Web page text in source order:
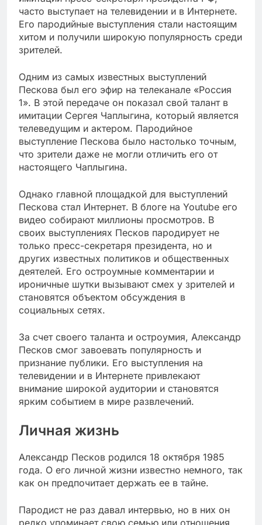
часто выступает на телевидении и в Интернете.
Его пародийные выступления стали настоящим
хитом и получили широкую популярность среди
зрителей.
Одним из самых известных выступлений
Пескова был его эфир на телеканале «Россия
1». В этой передаче он показал свой талант в
имитации Сергея Чаплыгина, который является
телеведущим и актером. Пародийное
выступление Пескова было настолько точным,
что зрители даже не могли отличить его от
настоящего Чаплыгина.
Однако главной площадкой для выступлений
Пескова стал Интернет. В блоге на Youtube его
видео собирают миллионы просмотров. В
своих выступлениях Песков пародирует не
только пресс-секретаря президента, но и
других известных политиков и общественных
деятелей. Его остроумные комментарии и
ироничные шутки вызывают смех у зрителей и
становятся объектом обсуждения в
социальных сетях.
За счет своего таланта и остроумия, Александр
Песков смог завоевать популярность и
признание публики. Его выступления на
телевидении и в Интернете привлекают
внимание широкой аудитории и становятся
ярким событием в мире развлечений.
Личная жизнь
Александр Песков родился 18 октября 1985
года. О его личной жизни известно немного, так
как он предпочитает держать ее в тайне.
Пародист не раз давал интервью, но в них он